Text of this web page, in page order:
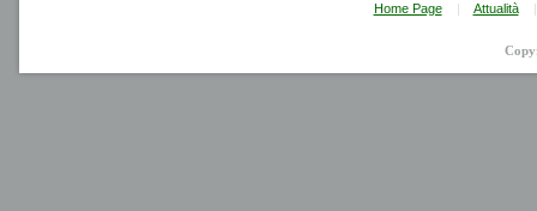
Home Page | Attualità |